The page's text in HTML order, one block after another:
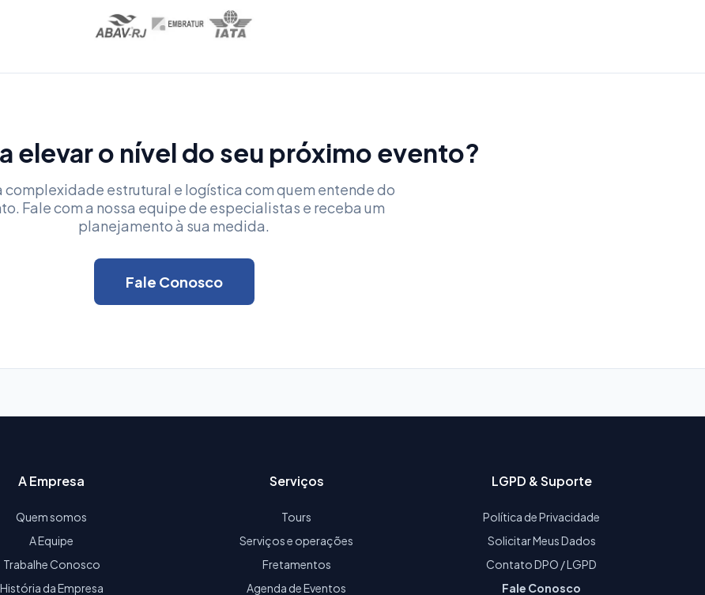
elevar o nível do seu próximo evento?
complexidade estrutural e logística com quem entende do
Fale com a nossa equipe de especialistas e receba um
planejamento à sua medida.
Fale Conosco
A Empresa
Quem somos
A Equipe
Trabalhe Conosco
História da Empresa
Serviços
Tours
Serviços e operações
Fretamentos
Agenda de Eventos
LGPD & Suporte
Política de Privacidade
Solicitar Meus Dados
Contato DPO / LGPD
Fale Conosco